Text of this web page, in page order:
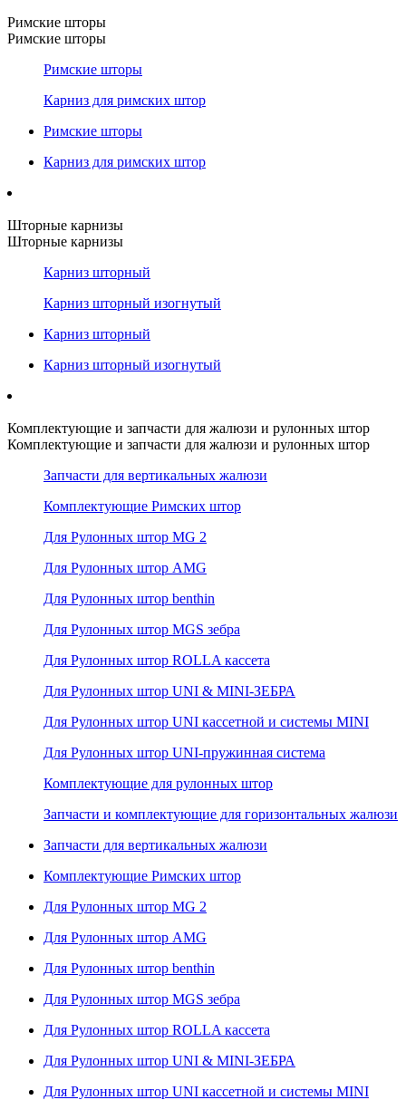
Римские шторы
Римские шторы
Римские шторы
Карниз для римских штор
Римские шторы
Карниз для римских штор
Шторные карнизы
Шторные карнизы
Карниз шторный
Карниз шторный изогнутый
Карниз шторный
Карниз шторный изогнутый
Комплектующие и запчасти для жалюзи и рулонных штор
Комплектующие и запчасти для жалюзи и рулонных штор
Запчасти для вертикальных жалюзи
Комплектующие Римских штор
Для Рулонных штор MG 2
Для Рулонных штор AMG
Для Рулонных штор benthin
Для Рулонных штор MGS зебра
Для Рулонных штор ROLLA кассета
Для Рулонных штор UNI & MINI-ЗЕБРА
Для Рулонных штор UNI кассетной и системы MINI
Для Рулонных штор UNI-пружинная система
Комплектующие для рулонных штор
Запчасти и комплектующие для горизонтальных жалюзи
Запчасти для вертикальных жалюзи
Комплектующие Римских штор
Для Рулонных штор MG 2
Для Рулонных штор AMG
Для Рулонных штор benthin
Для Рулонных штор MGS зебра
Для Рулонных штор ROLLA кассета
Для Рулонных штор UNI & MINI-ЗЕБРА
Для Рулонных штор UNI кассетной и системы MINI